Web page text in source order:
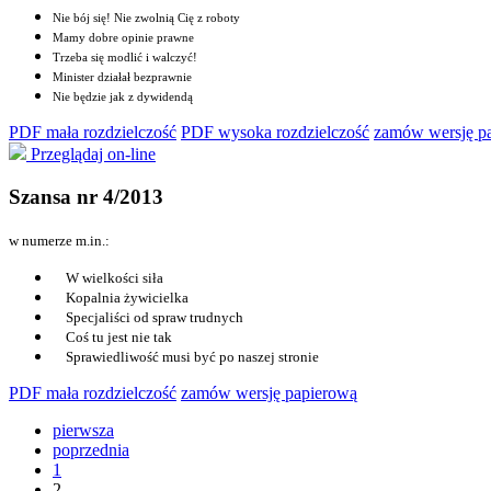
Nie bój się! Nie zwolnią Cię z roboty
Mamy dobre opinie prawne
Trzeba się modlić i walczyć!
Minister działał bezprawnie
Nie będzie jak z dywidendą
PDF mała rozdzielczość PDF wysoka rozdzielczość zamów wersję
Przeglądaj on-line
Szansa nr 4/2013
w numerze m.in.:
W wielkości siła
Kopalnia żywicielka
Specjaliści od spraw trudnych
Coś tu jest nie tak
Sprawiedliwość musi być po naszej stronie
PDF mała rozdzielczość zamów wersję papierową
pierwsza
poprzednia
1